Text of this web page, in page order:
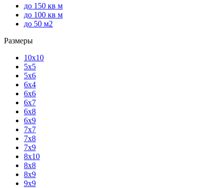
до 150 кв м
до 100 кв м
до 50 м2
Размеры
10x10
5x5
5x6
6x4
6x6
6x7
6x8
6x9
7x7
7x8
7x9
8x10
8x8
8x9
9x9